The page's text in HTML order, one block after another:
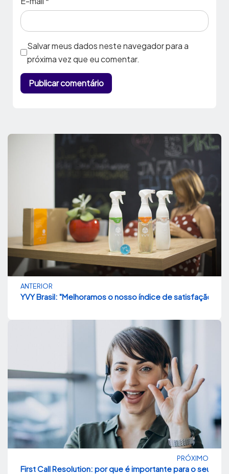
Salvar meus dados neste navegador para a
próxima vez que eu comentar.
ANTERIOR
YVY Brasil: "Melhoramos o nosso índice de satisfação
PRÓXIMO
First Call Resolution: por que é importante para o seu e-